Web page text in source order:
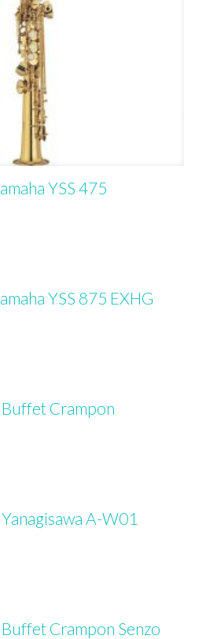
YSS 475
YSS 875 EXHG
Crampon
A-W01
Crampon Senzo